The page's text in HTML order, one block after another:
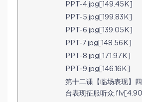
PPT-4.jpg[149.45K]
PPT-5.jpg[199.83K]
PPT-6.jpg[139.05K]
PPT-7.jpg[148.56K]
PPT-8.jpg[171.97K]
PPT-9.jpg[146.16K]
第十二课【临场表现】
台表现征服听众